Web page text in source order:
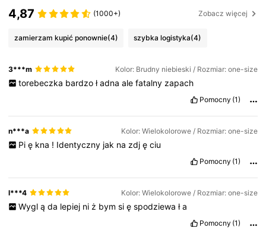
4,87 (1000+) Zobacz więcej
zamierzam kupić ponownie(4) szybka logistyka(4)
3***m Kolor: Brudny niebieski / Rozmiar: one-size
torebeczka bardzo ładna ale fatalny zapach
Pomocny (1)
n***a Kolor: Wielokolorowe / Rozmiar: one-size
Pi ę kna ! Identyczny jak na zdj ę ciu
Pomocny (1)
l***4 Kolor: Wielokolorowe / Rozmiar: one-size
Wygl ą da lepiej ni ż bym si ę spodziewa ła
Pomocny (1)